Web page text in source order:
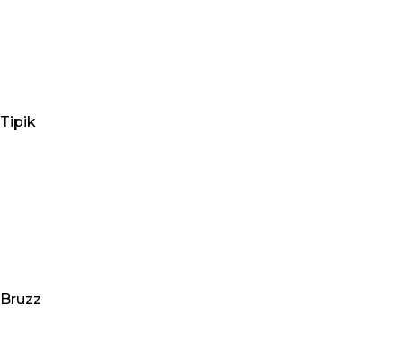
Tipik
Bruzz